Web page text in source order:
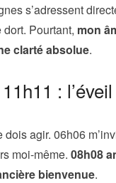
s’adressent
Pourtant, mon
clarté absolue.
:
agir. 06h06
moi-même. 08h08
bienvenue.